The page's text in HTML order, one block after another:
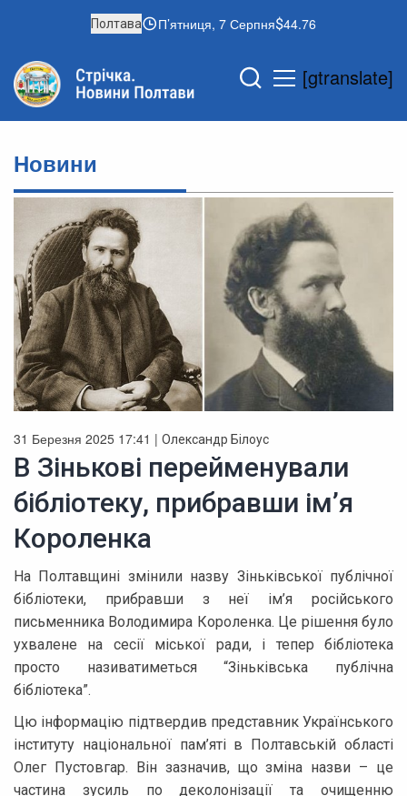
Полтава П’ятниця, 7 Серпня 44.76
[gtranslate]
Новини
31 Березня 2025 17:41 | Олександр Білоус
В Зінькові перейменували
бібліотеку, прибравши ім’я
Короленка
На Полтавщині змінили назву Зіньківської публічної
бібліотеки, прибравши з неї ім’я російського
письменника Володимира Короленка. Це рішення було
ухвалене на сесії міської ради, і тепер бібліотека
просто називатиметься “Зіньківська публічна
бібліотека”.
Цю інформацію підтвердив представник Українського
інституту національної пам’яті в Полтавській області
Олег Пустовгар. Він зазначив, що зміна назви – це
частина зусиль по деколонізації та очищенню